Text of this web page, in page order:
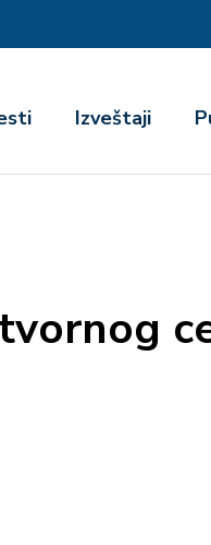
Izveštaji